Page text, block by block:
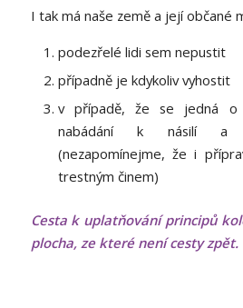
I tak má naše země a její občané
podezřelé lidi sem nepustit
případně je kdykoliv vyhostit
v případě, že se jedná o
nabádání k násilí a
(nezapomínejme, že i
trestným činem)
Cesta k uplatňování principů
plocha, ze které není cesty zpět.